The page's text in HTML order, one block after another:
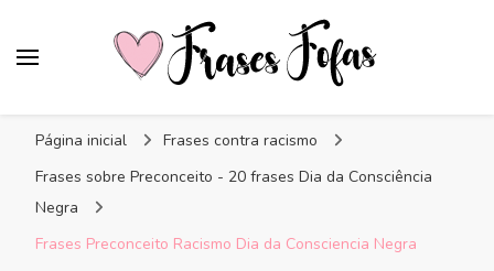
Página inicial
Frases contra racismo
Frases sobre Preconceito - 20 frases Dia da Consciência
Negra
Frases Preconceito Racismo Dia da Consciencia Negra